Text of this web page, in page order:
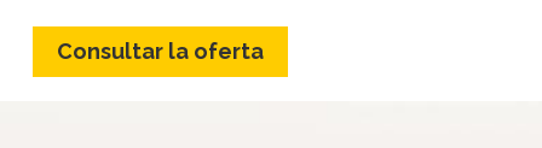
Consultar la oferta